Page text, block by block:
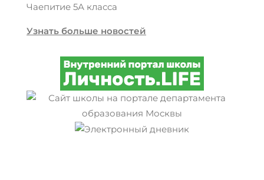
Чаепитие 5А класса
Узнать больше новостей